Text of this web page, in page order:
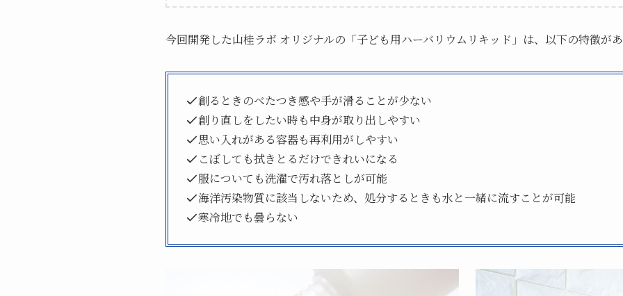
今回開発した山桂ラボ オリジナルの「子ども用ハーバリウムリキッド」は、以下の特徴があ
創るときのべたつき感や手が滑ることが少ない
創り直しをしたい時も中身が取り出しやすい
思い入れがある容器も再利用がしやすい
こぼしても拭きとるだけできれいになる
服についても洗濯で汚れ落としが可能
海洋汚染物質に該当しないため、処分するときも水と一緒に流すことが可能
寒冷地でも曇らない